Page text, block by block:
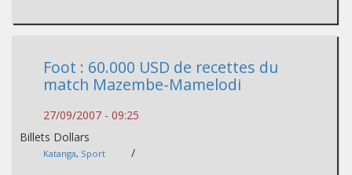
Foot : 60.000 USD de recettes du
match Mazembe-Mamelodi
27/09/2007 - 09:25
Billets Dollars
Katanga, Sport /